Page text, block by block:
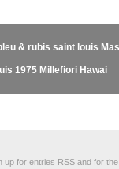
14
& rubis saint louis
1975 Millefiori Hawai
up for entries RSS and for